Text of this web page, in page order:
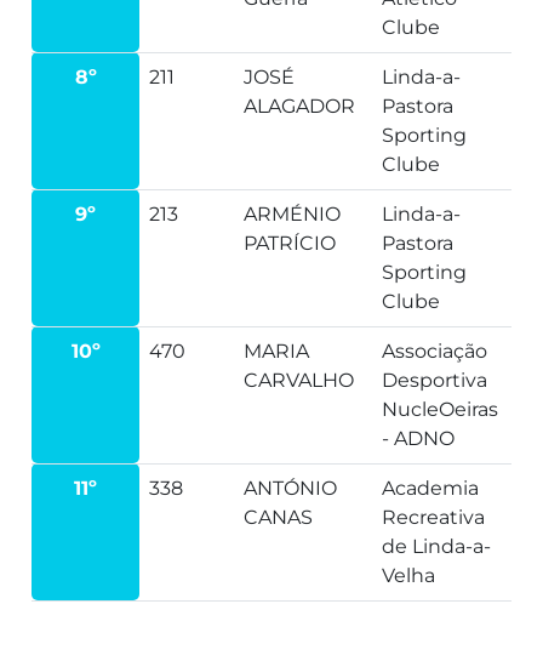
Clube
8º 211
JOSÉ
ALAGADOR
Linda-a-
Pastora
Sporting
Clube
9º 213
ARMÉNIO
PATRÍCIO
Linda-a-
Pastora
Sporting
Clube
10º 470
MARIA
CARVALHO
Associação
Desportiva
NucleOeiras
- ADNO
11º 338
ANTÓNIO
CANAS
Academia
Recreativa
de Linda-a-
Velha